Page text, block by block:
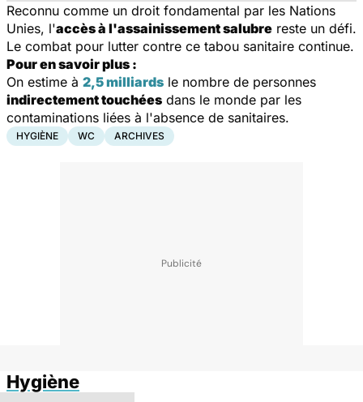
Reconnu comme un droit fondamental par les Nations
Unies, l'accès à l'assainissement salubre reste un défi.
Le combat pour lutter contre ce tabou sanitaire continue.
Pour en savoir plus :
On estime à 2,5 milliards le nombre de personnes
indirectement touchées dans le monde par les
contaminations liées à l'absence de sanitaires.
HYGIÈNE WC ARCHIVES
Hygiène